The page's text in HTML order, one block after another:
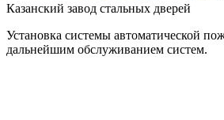
Казанский завод стальных дверей
Установка системы автоматической
дальнейшим обслуживанием систем.